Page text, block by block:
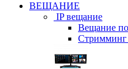
ВЕЩАНИЕ
IP вещание
Вещание по
Стримминг